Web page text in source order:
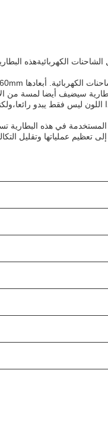
الكهربائيةهذه
سيضيف أيضا لمسة من
ليس فقط يبدو
المستخدمة في هذه
تعظيم عملياتها وتقليل